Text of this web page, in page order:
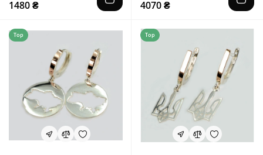
1480 ₴ 4070 ₴
Top Top